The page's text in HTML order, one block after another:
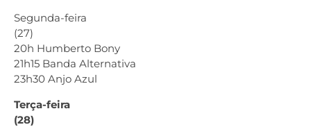
Segunda-feira
(27)
20h Humberto Bony
21h15 Banda Alternativa
23h30 Anjo Azul
Terça-feira
(28)